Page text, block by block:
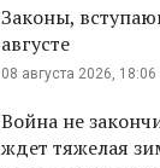
Законы,
августе
08 августа 2026, 18:06
Война не
ждет тяжелая